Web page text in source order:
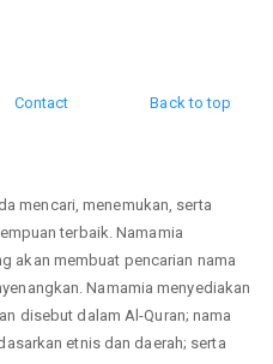
Back to top
Contact
mencari, menemukan, serta
terbaik. Namamia
akan membuat pencarian nama
Namamia menyediakan
disebut dalam Al-Quran; nama
etnis dan daerah; serta